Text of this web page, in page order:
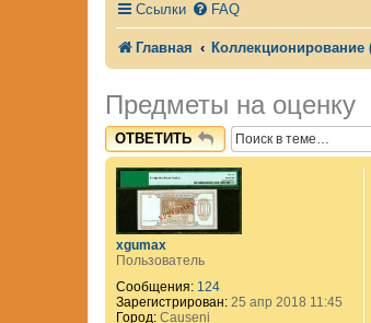
Ссылки FAQ
Главная Коллекционирование
Предметы на оценку
ОТВЕТИТЬ
xgumax
Пользователь
Сообщения: 124
Зарегистрирован: 25 апр 2018 11:45
Город: Causeni